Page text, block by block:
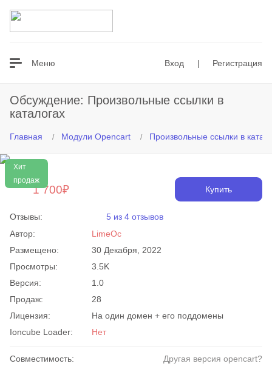
Меню Вход | Регистрация
Обсуждение: Произвольные ссылки в
каталогах
Главная Модули Opencart Произвольные ссылки в
Хит
продаж
1 700₽ Купить
Отзывы:
5 из 4 отзывов
Автор:
LimeOc
Размещено:
30 Декабря, 2022
Просмотры:
3.5K
Версия:
1.0
Продаж:
28
Лицензия:
На один домен + его поддомены
Ioncube Loader:
Нет
Совместимость: Другая версия opencart?